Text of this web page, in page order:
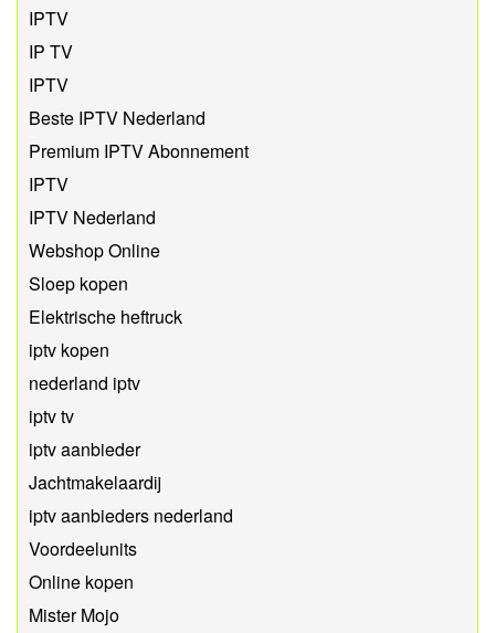
IPTV
IP TV
IPTV
Beste IPTV Nederland
Premium IPTV Abonnement
IPTV
IPTV Nederland
Webshop Online
Sloep kopen
Elektrische heftruck
iptv kopen
nederland iptv
iptv tv
iptv aanbieder
Jachtmakelaardij
iptv aanbieders nederland
Voordeelunits
Online kopen
Mister Mojo